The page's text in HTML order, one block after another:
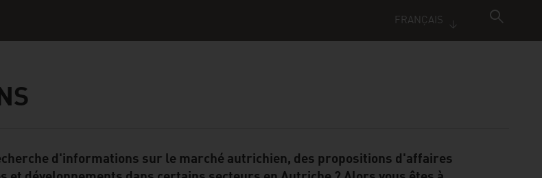
FRANÇAIS
d'informations sur le marché autrichien, des propositions d'affaires